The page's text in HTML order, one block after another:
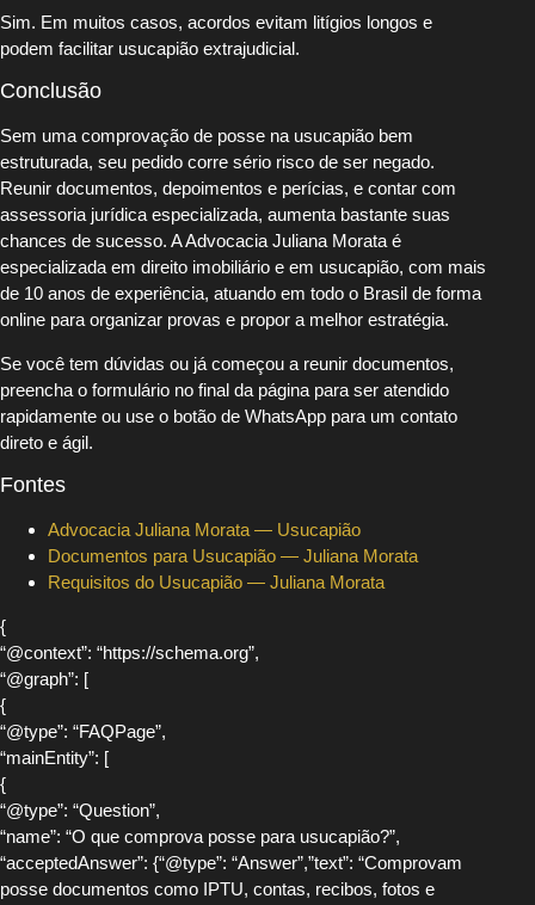
Sim. Em muitos casos, acordos evitam litígios longos e
podem facilitar usucapião extrajudicial.
Conclusão
Sem uma comprovação de posse na usucapião bem
estruturada, seu pedido corre sério risco de ser negado.
Reunir documentos, depoimentos e perícias, e contar com
assessoria jurídica especializada, aumenta bastante suas
chances de sucesso. A Advocacia Juliana Morata é
especializada em direito imobiliário e em usucapião, com mais
de 10 anos de experiência, atuando em todo o Brasil de forma
online para organizar provas e propor a melhor estratégia.
Se você tem dúvidas ou já começou a reunir documentos,
preencha o formulário no final da página para ser atendido
rapidamente ou use o botão de WhatsApp para um contato
direto e ágil.
Fontes
Advocacia Juliana Morata — Usucapião
Documentos para Usucapião — Juliana Morata
Requisitos do Usucapião — Juliana Morata
{
“@context”: “https://schema.org”,
“@graph”: [
{
“@type”: “FAQPage”,
“mainEntity”: [
{
“@type”: “Question”,
“name”: “O que comprova posse para usucapião?”,
“acceptedAnswer”: {“@type”: “Answer”,”text”: “Comprovam
posse documentos como IPTU, contas, recibos, fotos e